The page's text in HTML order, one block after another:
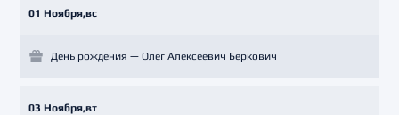
01 Ноября,вс
День рождения — Олег Алексеевич Беркович
03 Ноября,вт